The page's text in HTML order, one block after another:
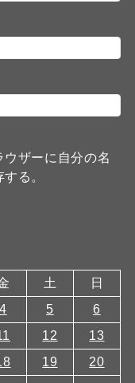
ザーに自分の名
る。
土
日
4 5
6
12
13
19
20